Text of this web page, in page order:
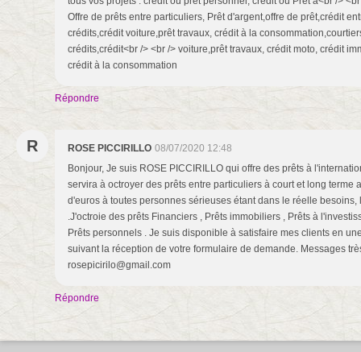
Offre de prêts entre particuliers, Prêt d'argent,offre de prêt,crédit
crédits,crédit voiture,prêt travaux, crédit à la
crédits,crédit<br /> <br /> voiture,prêt travaux, crédit moto, crédit
crédit à la consommation
Répondre
R ROSE PICCIRILLO 08/07/2020 12:48
Bonjour, Je suis ROSE PICCIRILLO qui offre des prêts à
servira à octroyer des prêts entre particuliers à court et long terme
d'euros à toutes personnes sérieuses étant dans le réelle besoins,
.J'octroie des prêts Financiers , Prêts immobiliers , Prêts à
Prêts personnels . Je suis disponible à satisfaire mes clients en
suivant la réception de votre formulaire de demande. Messages
rosepicirilo@gmail.com
Répondre